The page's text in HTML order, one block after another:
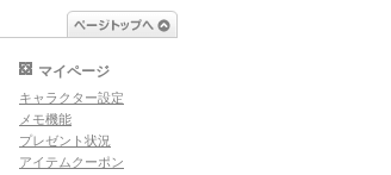
マイページ
キャラクター設定
メモ機能
プレゼント状況
アイテムクーポン